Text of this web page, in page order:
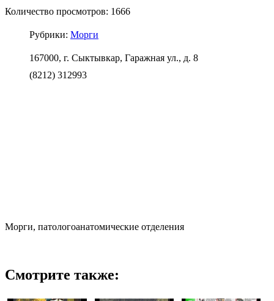
Количество просмотров: 1666
Рубрики: Морги
167000, г. Сыктывкар, Гаражная ул., д. 8
(8212) 312993
Морги, патологоанатомические отделения
Смотрите также: